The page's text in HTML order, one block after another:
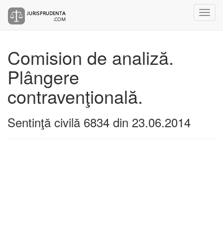
Comision de analiză.
Plângere
contravenţională.
Sentinţă civilă 6834 din 23.06.2014